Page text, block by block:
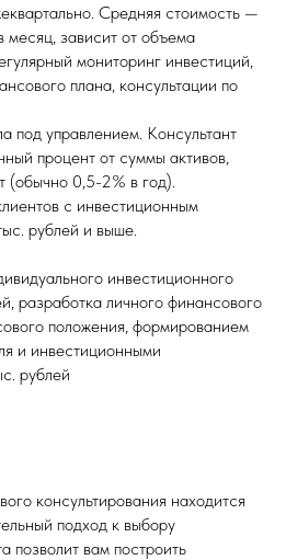
Средняя стоимость —
месяц, зависит от объема
мониторинг инвестиций,
плана, консультации по
под управлением. Консультант
процент от суммы активов,
(обычно 0,5-2% в год).
с инвестиционным
рублей и выше.
инвестиционного
разработка личного финансового
положения, формированием
и инвестиционными
рублей
консультирования находится
подход к выбору
позволит вам построить